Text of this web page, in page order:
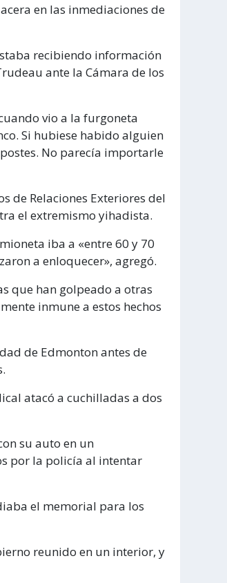
en las inmediaciones de
recibiendo información
ante la Cámara de los
vio a la furgoneta
Si hubiese habido alguien
No parecía importarle
de Relaciones Exteriores del
el extremismo yihadista.
iba a «entre 60 y 70
a enloquecer», agregó.
que han golpeado a otras
inmune a estos hechos
de Edmonton antes de
atacó a cuchilladas a dos
su auto en un
por la policía al intentar
el memorial para los
reunido en un interior, y